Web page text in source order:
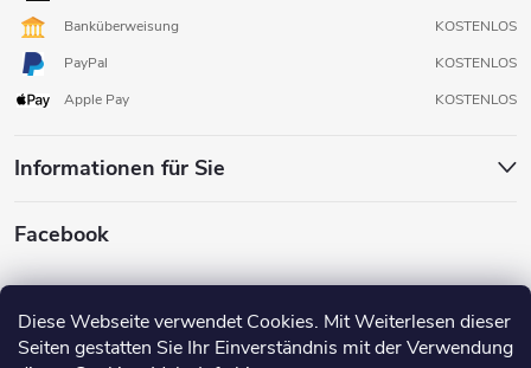
Diese Webseite verwendet Cookies. Mit Weiterlesen dieser
Seiten gestatten Sie Ihr Einverständnis mit der Verwendung
Banküberweisung
KOSTENLOS
PayPal
KOSTENLOS
Apple Pay
KOSTENLOS
Informationen für Sie
Facebook